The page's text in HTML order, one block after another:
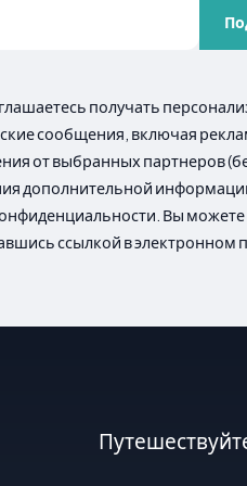
получать
сообщения, включая
от выбранных партнеров
дополнительной
Вы можете
ссылкой в электронном